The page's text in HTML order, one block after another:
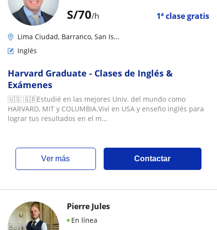
S/70/h 1ª clase gratis
Lima Ciudad, Barranco, San Is...
Inglés
Harvard Graduate - Clases de Inglés &
Exámenes
🇺🇸 🇬🇧Estudié en las mejores Univ. del mundo como
HARVARD, MIT y COLUMBIA.Viví en USA y enseño inglés para
lograr tus resultados en el m...
ver más Contactar
Pierre Jules
En línea